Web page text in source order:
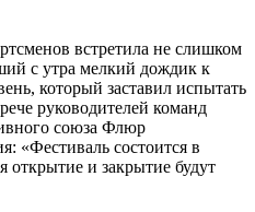
встретила не слишком
с утра мелкий дождик к
который заставил испытать
руководителей команд
союза Флюр
«Фестиваль состоится в
и закрытие будут